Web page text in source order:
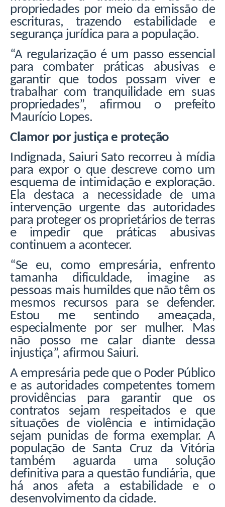
propriedades por meio da emissão de
escrituras, trazendo estabilidade e
segurança jurídica para a população.
“A regularização é um passo essencial
para combater práticas abusivas e
garantir que todos possam viver e
trabalhar com tranquilidade em suas
propriedades”, afirmou o prefeito
Maurício Lopes.
Clamor por justiça e proteção
Indignada, Saiuri Sato recorreu à mídia
para expor o que descreve como um
esquema de intimidação e exploração.
Ela destaca a necessidade de uma
intervenção urgente das autoridades
para proteger os proprietários de terras
e impedir que práticas abusivas
continuem a acontecer.
“Se eu, como empresária, enfrento
tamanha dificuldade, imagine as
pessoas mais humildes que não têm os
mesmos recursos para se defender.
Estou me sentindo ameaçada,
especialmente por ser mulher. Mas
não posso me calar diante dessa
injustiça”, afirmou Saiuri.
A empresária pede que o Poder Público
e as autoridades competentes tomem
providências para garantir que os
contratos sejam respeitados e que
situações de violência e intimidação
sejam punidas de forma exemplar. A
população de Santa Cruz da Vitória
também aguarda uma solução
definitiva para a questão fundiária, que
há anos afeta a estabilidade e o
desenvolvimento da cidade.